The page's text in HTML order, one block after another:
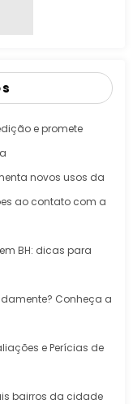
e promete
novos usos da
ao contato com a
BH: dicas para
Conheça a
e Perícias de
bairros da cidade